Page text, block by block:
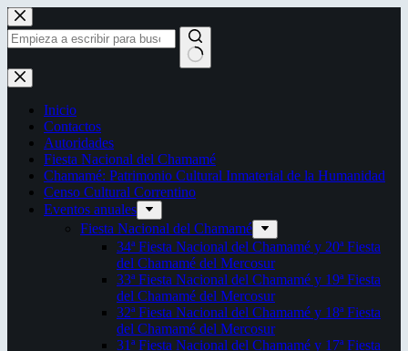
Saltar
al
contenido
Sin
resultados
Inicio
Contactos
Autoridades
Fiesta Nacional del Chamamé
Chamamé: Patrimonio Cultural Inmaterial de la Humanidad
Censo Cultural Correntino
Eventos anuales
Fiesta Nacional del Chamamé
34ª Fiesta Nacional del Chamamé y 20ª Fiesta
del Chamamé del Mercosur
33ª Fiesta Nacional del Chamamé y 19ª Fiesta
del Chamamé del Mercosur
32ª Fiesta Nacional del Chamamé y 18ª Fiesta
del Chamamé del Mercosur
31ª Fiesta Nacional del Chamamé y 17ª Fiesta